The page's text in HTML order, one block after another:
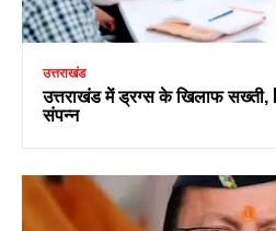
उत्तराखंड
उत्तराखंड में ड्रग्स के खिलाफ सख्ती,
संपन्न